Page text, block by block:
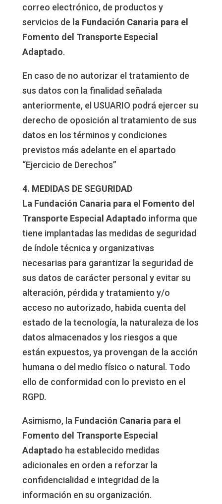
correo electrónico, de productos y
servicios de la Fundación Canaria para el
Fomento del Transporte Especial
Adaptado.
En caso de no autorizar el tratamiento de
sus datos con la finalidad señalada
anteriormente, el USUARIO podrá ejercer su
derecho de oposición al tratamiento de sus
datos en los términos y condiciones
previstos más adelante en el apartado
“Ejercicio de Derechos”
4. MEDIDAS DE SEGURIDAD
La Fundación Canaria para el Fomento del
Transporte Especial Adaptado informa que
tiene implantadas las medidas de seguridad
de índole técnica y organizativas
necesarias para garantizar la seguridad de
sus datos de carácter personal y evitar su
alteración, pérdida y tratamiento y/o
acceso no autorizado, habida cuenta del
estado de la tecnología, la naturaleza de los
datos almacenados y los riesgos a que
están expuestos, ya provengan de la acción
humana o del medio físico o natural. Todo
ello de conformidad con lo previsto en el
RGPD.
Asimismo, la Fundación Canaria para el
Fomento del Transporte Especial
Adaptado ha establecido medidas
adicionales en orden a reforzar la
confidencialidad e integridad de la
información en su organización.